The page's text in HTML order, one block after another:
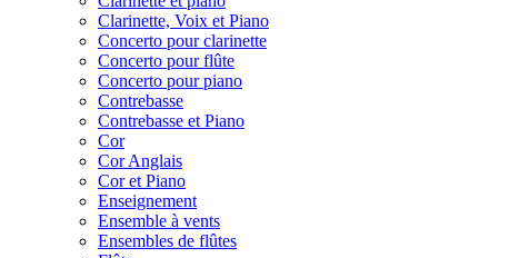
Clarinette, Voix et Piano
Concerto pour clarinette
Concerto pour flûte
Concerto pour piano
Contrebasse
Contrebasse et Piano
Cor
Cor Anglais
Cor et Piano
Enseignement
Ensemble à vents
Ensembles de flûtes